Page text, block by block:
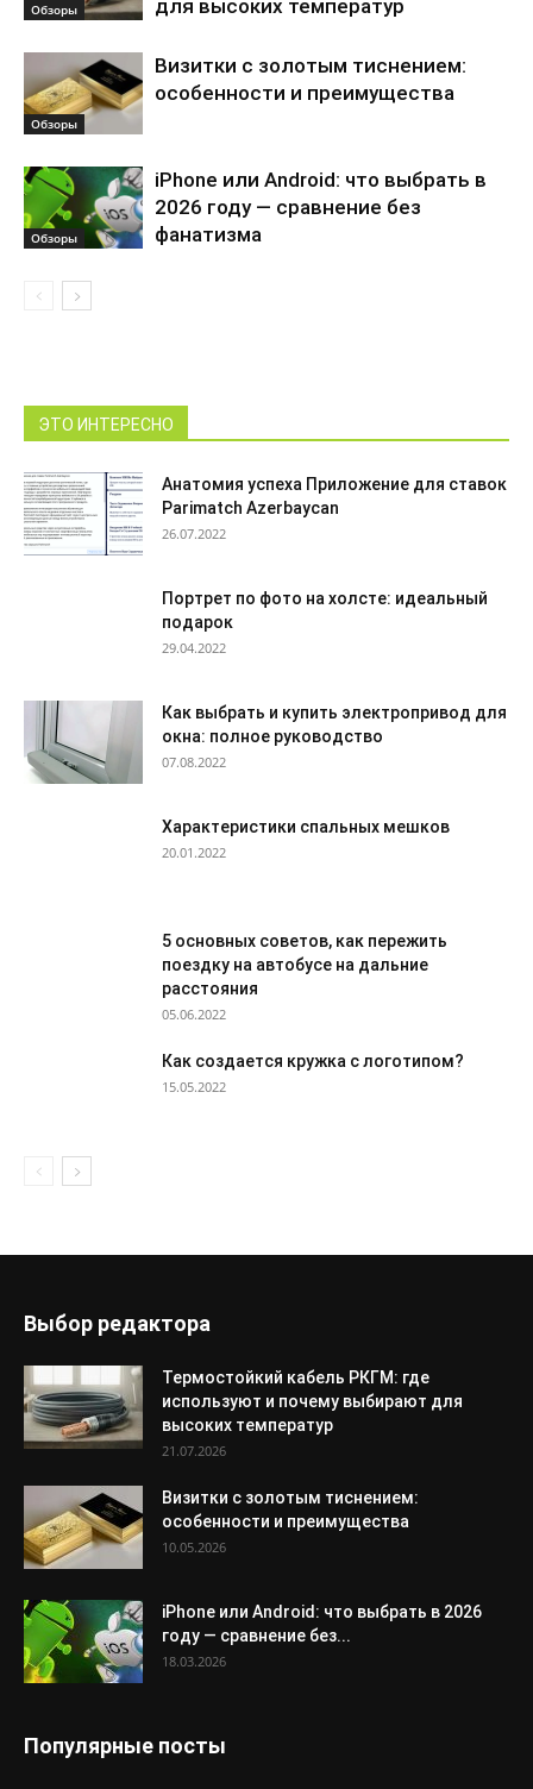
Обзоры для высоких температур
Обзоры
Визитки с золотым тиснением:
особенности и преимущества
Обзоры
iPhone или Android: что выбрать в
2026 году — сравнение без
фанатизма
ЭТО ИНТЕРЕСНО
Анатомия успеха Приложение для ставок
Parimatch Azerbaycan
26.07.2022
Портрет по фото на холсте: идеальный
подарок
29.04.2022
Как выбрать и купить электропривод для
окна: полное руководство
07.08.2022
Характеристики спальных мешков
20.01.2022
5 основных советов, как пережить
поездку на автобусе на дальние
расстояния
05.06.2022
Как создается кружка с логотипом?
15.05.2022
Выбор редактора
Термостойкий кабель РКГМ: где
используют и почему выбирают для
высоких температур
21.07.2026
Визитки с золотым тиснением:
особенности и преимущества
10.05.2026
iPhone или Android: что выбрать в 2026
году — сравнение без...
18.03.2026
Популярные посты